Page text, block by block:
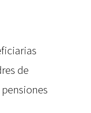
de